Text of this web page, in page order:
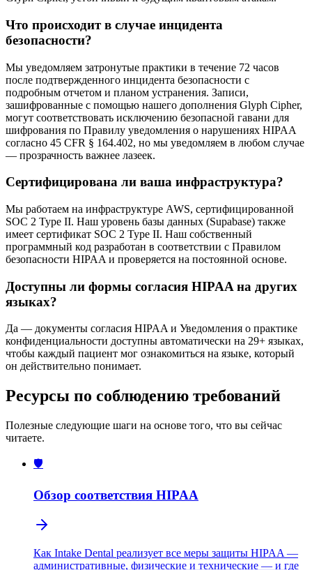
Что происходит в случае инцидента
безопасности?
Мы уведомляем затронутые практики в течение 72 часов
после подтвержденного инцидента безопасности с
подробным отчетом и планом устранения. Записи,
зашифрованные с помощью нашего дополнения Glyph Cipher,
могут соответствовать исключению безопасной гавани для
шифрования по Правилу уведомления о нарушениях HIPAA
согласно 45 CFR § 164.402, но мы уведомляем в любом случае
— прозрачность важнее лазеек.
Сертифицирована ли ваша инфраструктура?
Мы работаем на инфраструктуре AWS, сертифицированной
SOC 2 Type II. Наш уровень базы данных (Supabase) также
имеет сертификат SOC 2 Type II. Наш собственный
программный код разработан в соответствии с Правилом
безопасности HIPAA и проверяется на постоянной основе.
Доступны ли формы согласия HIPAA на других
языках?
Да — документы согласия HIPAA и Уведомления о практике
конфиденциальности доступны автоматически на 29+ языках,
чтобы каждый пациент мог ознакомиться на языке, который
он действительно понимает.
Ресурсы по соблюдению требований
Полезные следующие шаги на основе того, что вы сейчас
читаете.
🛡️
Обзор соответствия HIPAA
Как Intake Dental реализует все меры защиты HIPAA —
административные, физические и технические — и где